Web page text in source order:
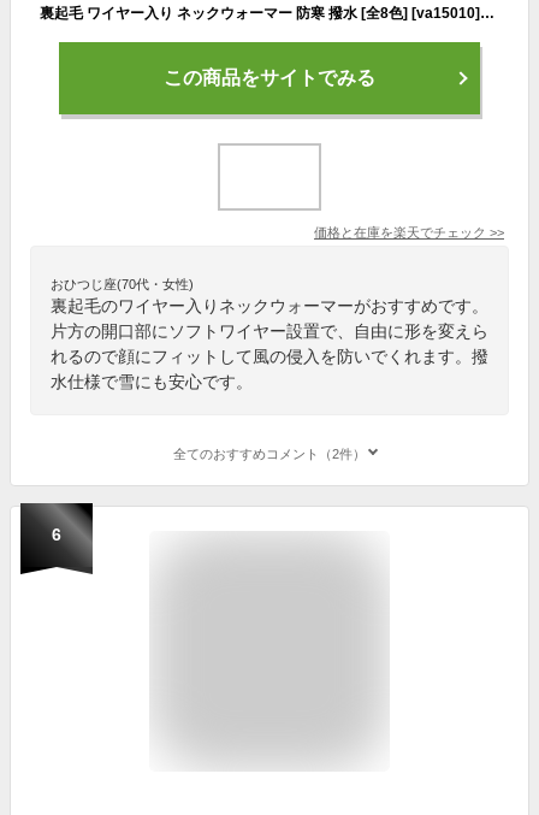
裏起毛 ワイヤー入り ネックウォーマー 防寒 撥水 [全8色] [va15010]男女兼用 メンズ レディース 温かい 首 かぶり 秋冬 ふわふわ もこもこ 温かい 防寒 スヌード オシャレ バイク 自転車 登山 スノボ スキー アウトドア 通勤 通学
この商品をサイトでみる
価格と在庫を楽天でチェック >>
おひつじ座(70代・女性)
裏起毛のワイヤー入りネックウォーマーがおすすめです。
片方の開口部にソフトワイヤー設置で、自由に形を変えら
れるので顔にフィットして風の侵入を防いでくれます。撥
水仕様で雪にも安心です。
全てのおすすめコメント（2件）
6